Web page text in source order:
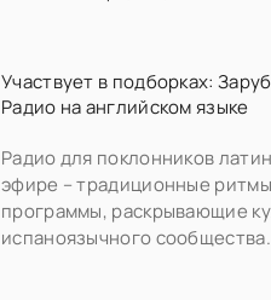
Участвует в подборках:
Радио на английском языке
Радио для поклонников
эфире – традиционные
программы, раскрывающие
испаноязычного сообщества.